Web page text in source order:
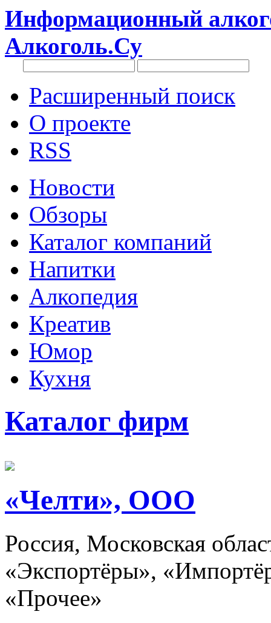
Информационный
Алкоголь.Су
Расширенный поиск
О проекте
RSS
Новости
Обзоры
Каталог компаний
Напитки
Алкопедия
Креатив
Юмор
Кухня
Каталог фирм
«Челти», ООО
Россия, Московская
«Экспортёры»,
«Прочее»